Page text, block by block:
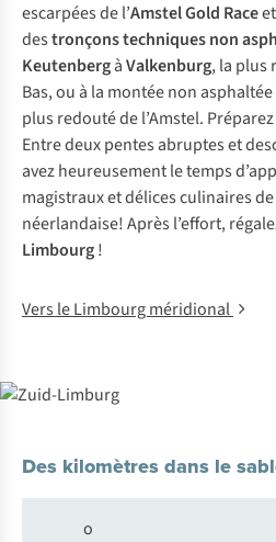
escarpées de l’Amstel Gold Race
destronçons techniques non
KeutenbergàValkenburg, la plus
Bas, ou à la montée non
plus redouté de l’Amstel.
Entre deux pentes abruptes et
avez heureusement le temps
magistraux et délices culinaires
néerlandaise! Après l’effort,
Limbourg!
Vers le Limbourg méridional
Des kilomètres dans le
o